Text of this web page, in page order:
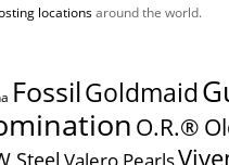
locationsaround the world.
FossilGoldmaid
O.R.®
Steel